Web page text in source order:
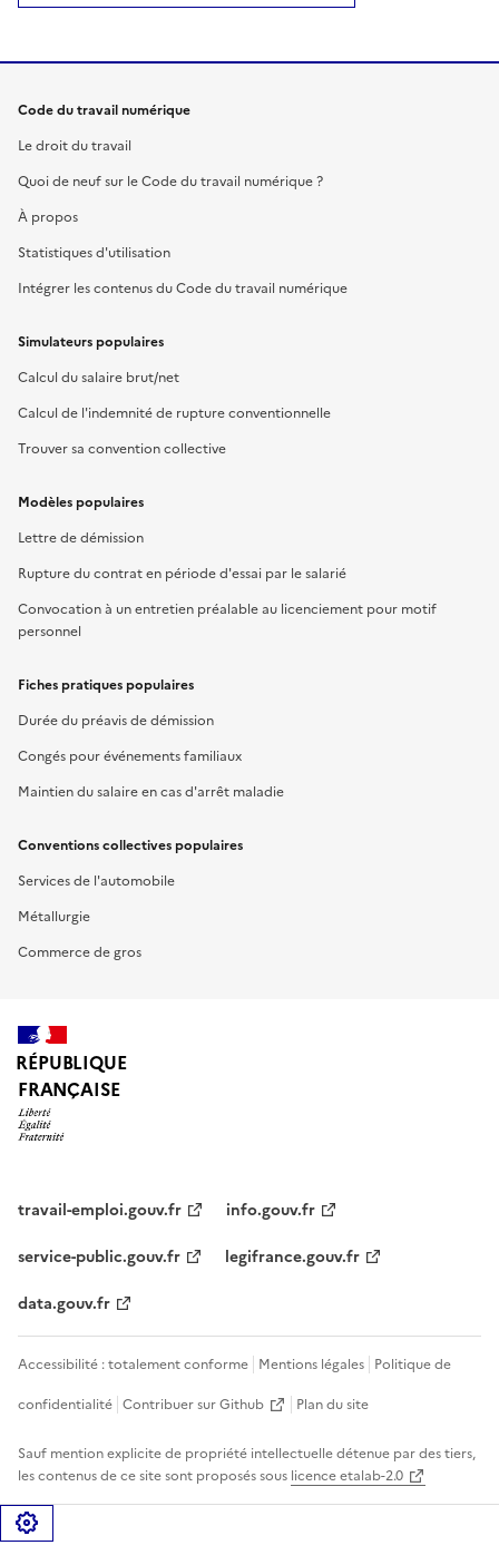
Code du travail numérique
Le droit du travail
Quoi de neuf sur le Code du travail numérique ?
À propos
Statistiques d'utilisation
Intégrer les contenus du Code du travail numérique
Simulateurs populaires
Calcul du salaire brut/net
Calcul de l'indemnité de rupture conventionnelle
Trouver sa convention collective
Modèles populaires
Lettre de démission
Rupture du contrat en période d'essai par le salarié
Convocation à un entretien préalable au licenciement pour motif
personnel
Fiches pratiques populaires
Durée du préavis de démission
Congés pour événements familiaux
Maintien du salaire en cas d'arrêt maladie
Conventions collectives populaires
Services de l'automobile
Métallurgie
Commerce de gros
RÉPUBLIQUE
FRANÇAISE
travail-emploi.gouv.fr
info.gouv.fr
service-public.gouv.fr
legifrance.gouv.fr
data.gouv.fr
Accessibilité : totalement conforme Mentions légales Politique de
confidentialité Contribuer sur Github Plan du site
Sauf mention explicite de propriété intellectuelle détenue par des tiers,
les contenus de ce site sont proposés sous licence etalab-2.0
Gérer les cookies